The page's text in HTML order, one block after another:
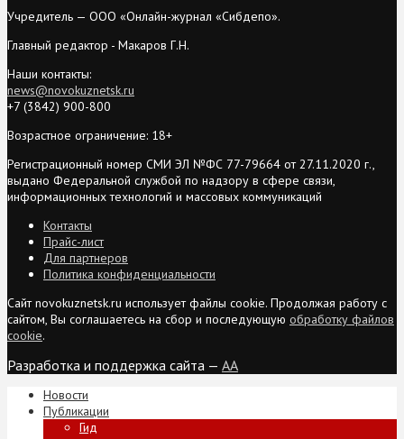
Учредитель — ООО «Онлайн-журнал «Сибдепо».
Главный редактор - Макаров Г.Н.
Наши контакты:
news@novokuznetsk.ru
+7 (3842) 900-800
Возрастное ограничение: 18+
Регистрационный номер СМИ ЭЛ №ФС 77-79664 от 27.11.2020 г.,
выдано Федеральной службой по надзору в сфере связи,
информационных технологий и массовых коммуникаций
Контакты
Прайс-лист
Для партнеров
Политика конфиденциальности
Сайт novokuznetsk.ru использует файлы cookie. Продолжая работу с
сайтом, Вы соглашаетесь на сбор и последующую обработку файлов
cookie.
Разработка и поддержка сайта — AA
Новости
Публикации
Гид